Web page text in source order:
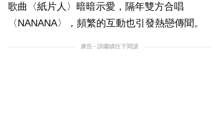
歌曲〈紙片人〉暗暗示愛，隔年雙方合唱
〈NANANA〉，頻繁的互動也引發熱戀傳聞。
廣告 - 請繼續往下閱讀